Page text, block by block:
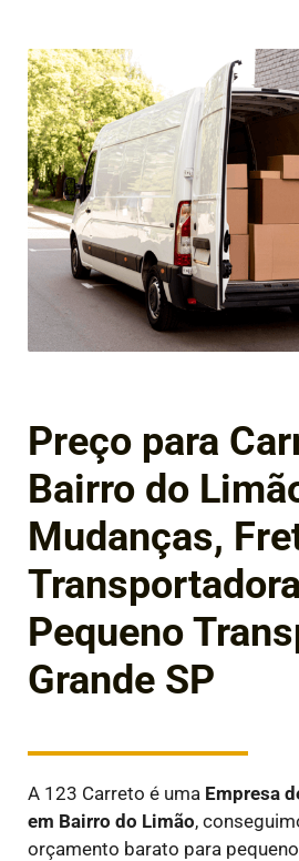
Preço para
Bairro do
Mudanças,
Pequeno
Grande SP
A 123 Carreto é uma Empresa
em Bairro do Limão,
orçamento barato para